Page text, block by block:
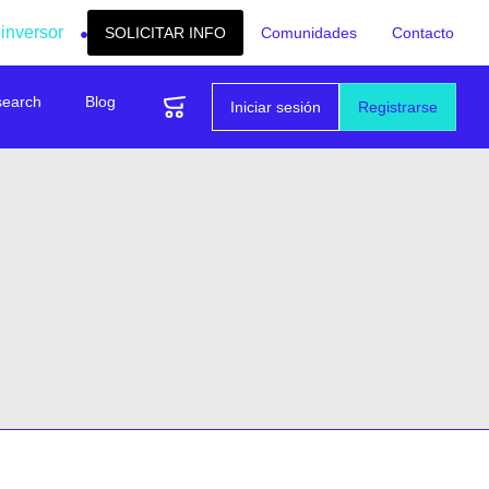
SOLICITAR INFO Comunidades Contacto
Registrarse
Iniciar sesión
Blog